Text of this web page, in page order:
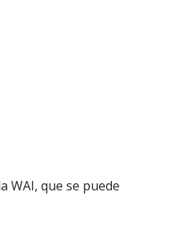
WAI, que se puede